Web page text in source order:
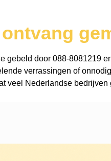
gebeld door 088-8081219
verrassingen of
veel Nederlandse